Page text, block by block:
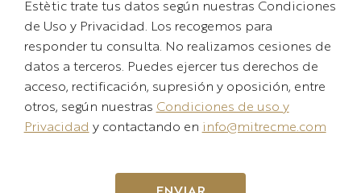
Estètic trate tus datos según nuestras Condiciones
de Uso y Privacidad. Los recogemos para
responder tu consulta. No realizamos cesiones de
datos a terceros. Puedes ejercer tus derechos de
acceso, rectificación, supresión y oposición, entre
otros, según nuestras Condiciones de uso y
Privacidad y contactando en info@mitrecme.com